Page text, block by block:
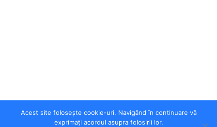
Acest site folosește cookie-uri. Navigând în continuare vă
exprimați acordul asupra folosirii lor.